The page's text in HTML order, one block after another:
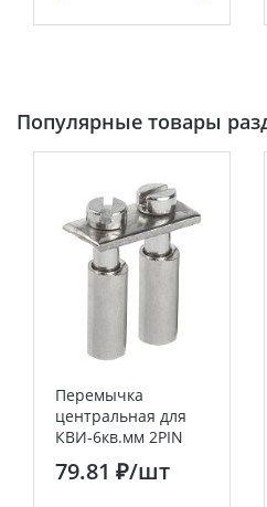
Популярные товары
Перемычка
центральная для
КВИ-6кв.мм 2PIN
79.81 ₽/шт